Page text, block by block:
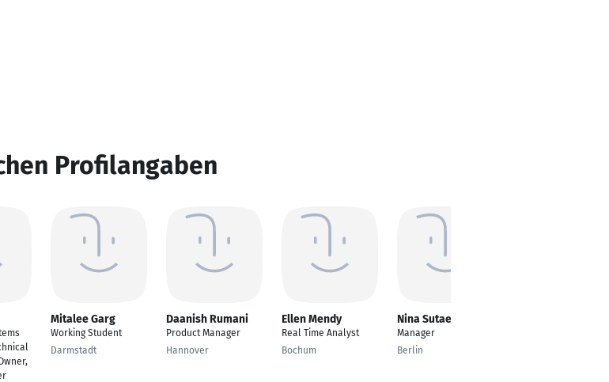
Profilangaben
Mitalee Garg
Working Student
Darmstadt
Daanish Rumani
Product Manager
Hannover
Ellen Mendy
Real Time Analyst
Bochum
Nina Sutaeva
Manager
Berlin